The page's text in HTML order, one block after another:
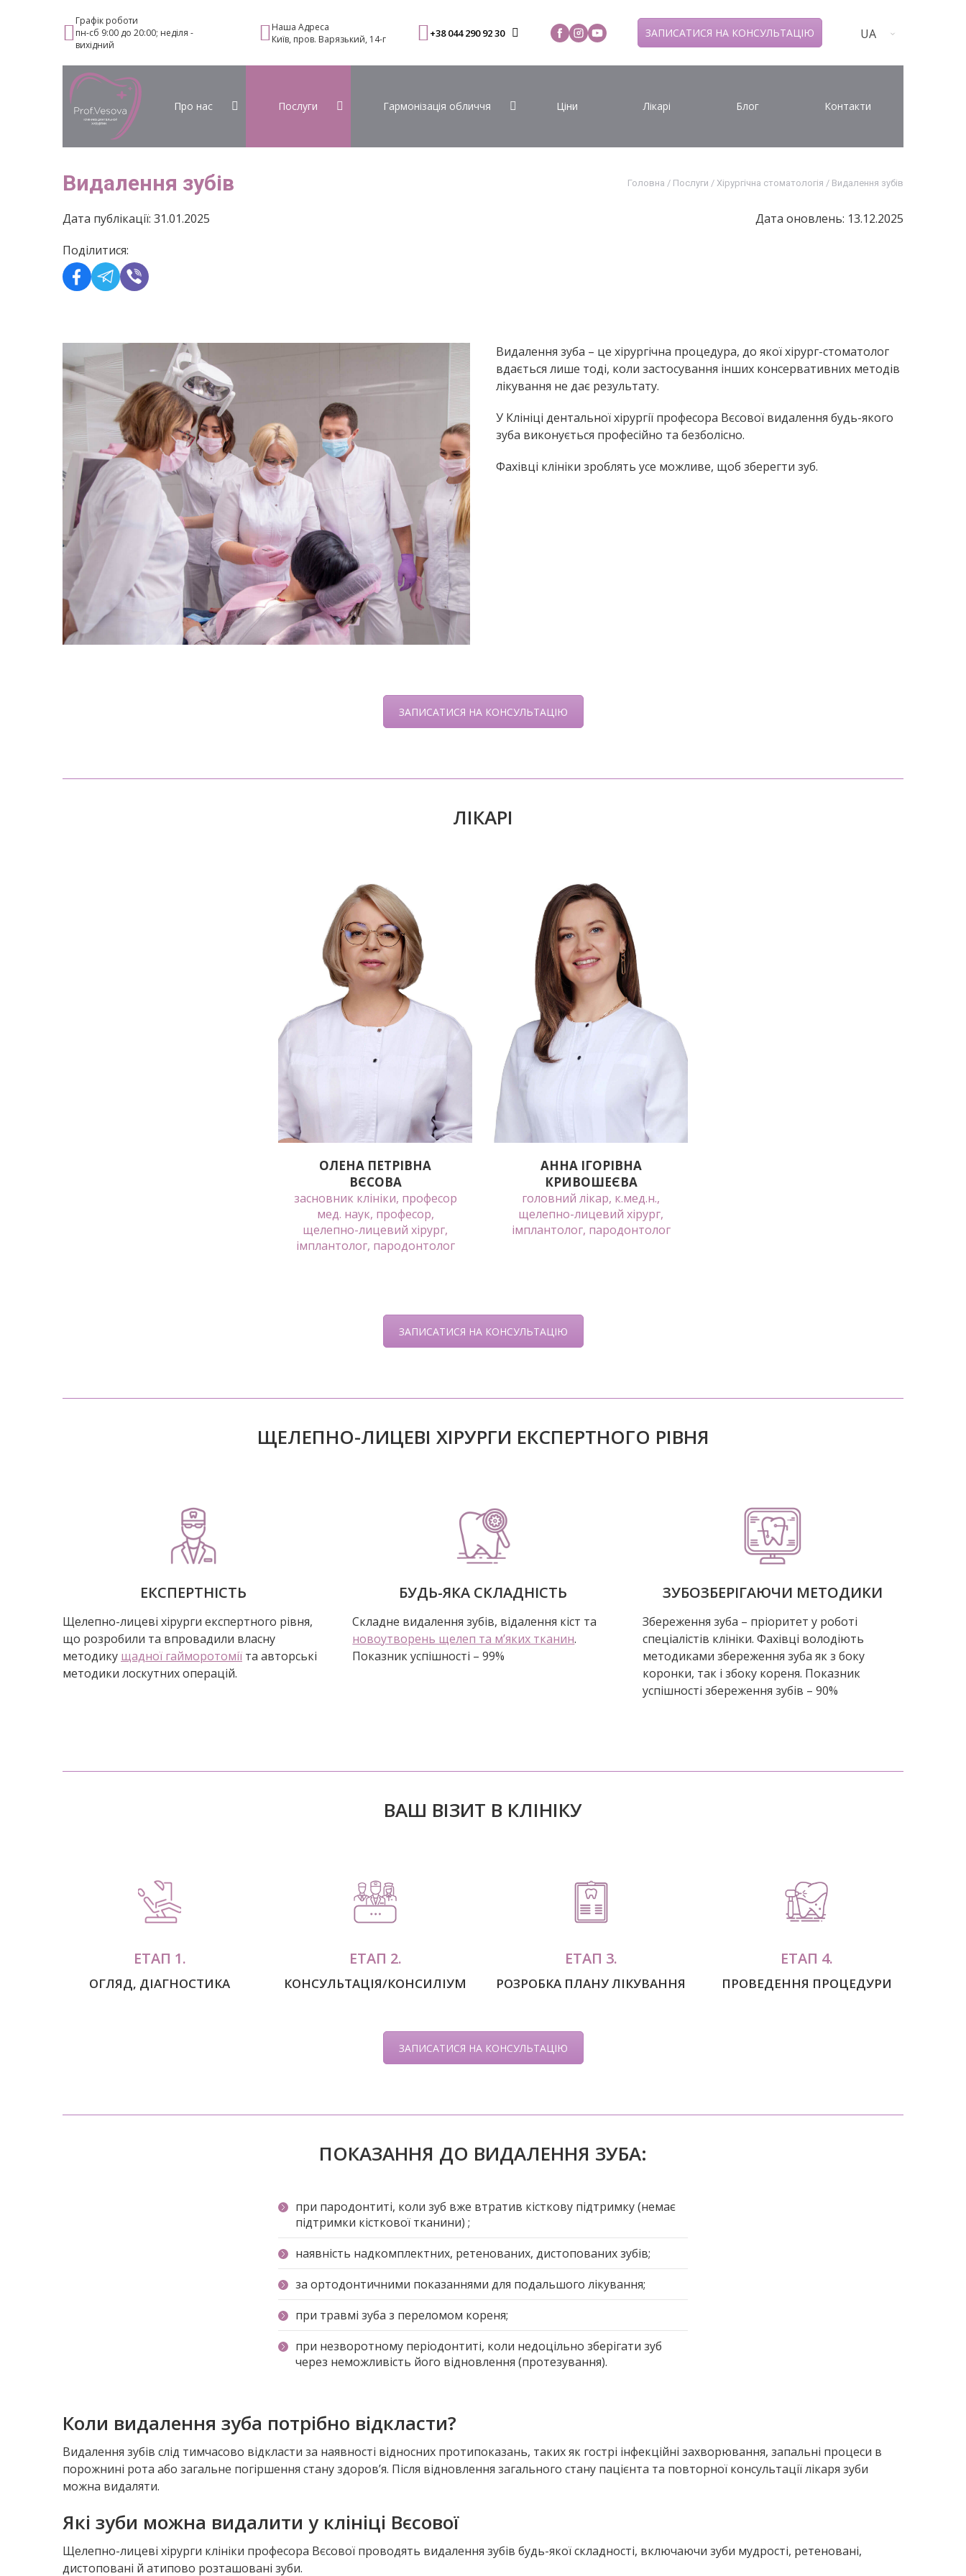
Графік роботи
пн-сб 9:00 до 20:00; неділя -
вихідний
Наша Адреса
Київ, пров. Варязький, 14-г
+38 044 290 92 30 ЗАПИСАТИСЯ НА КОНСУЛЬТАЦІЮ UA
Про нас Послуги Гармонізація обличчя Ціни Лікарі Блог Контакти
Видалення зубів Головна / Послуги / Хірургічна стоматологія / Видалення зубів
Дата публікації: 31.01.2025
Дата оновлень: 13.12.2025
Поділитися:
Видалення зуба – це хірургічна процедура, до якої хірург-стоматолог
вдається лише тоді, коли застосування інших консервативних методів
лікування не дає результату.
У Клініці дентальної хірургії професора Вєсової видалення будь-якого
зуба виконується професійно та безболісно.
Фахівці клініки зроблять усе можливе, щоб зберегти зуб.
ЗАПИСАТИСЯ НА КОНСУЛЬТАЦІЮ
ЛІКАРІ
ОЛЕНА ПЕТРІВНА
ВЄСОВА
засновник клініки, професор
мед. наук, професор,
щелепно-лицевий хірург,
імплантолог, пародонтолог
АННА ІГОРІВНА
КРИВОШЕЄВА
головний лікар, к.мед.н.,
щелепно-лицевий хірург,
імплантолог, пародонтолог
ЗАПИСАТИСЯ НА КОНСУЛЬТАЦІЮ
ЩЕЛЕПНО-ЛИЦЕВІ ХІРУРГИ ЕКСПЕРТНОГО РІВНЯ
ЕКСПЕРТНІСТЬ
Щелепно-лицеві хірурги експертного рівня,
що розробили та впровадили власну
методику щадної гайморотомії та авторські
методики лоскутних операцій.
БУДЬ-ЯКА СКЛАДНІСТЬ
Складне видалення зубів, відалення кіст та
новоутворень щелеп та м’яких тканин.
Показник успішності – 99%
ЗУБОЗБЕРІГАЮЧИ МЕТОДИКИ
Збереження зуба – пріоритет у роботі
спеціалістів клініки. Фахівці володіють
методиками збереження зуба як з боку
коронки, так і збоку кореня. Показник
успішності збереження зубів – 90%
ВАШ ВІЗИТ В КЛІНІКУ
ЕТАП 1.
ОГЛЯД, ДІАГНОСТИКА
ЕТАП 2.
КОНСУЛЬТАЦІЯ/КОНСИЛІУМ
ЕТАП 3.
РОЗРОБКА ПЛАНУ ЛІКУВАННЯ
ЕТАП 4.
ПРОВЕДЕННЯ ПРОЦЕДУРИ
ЗАПИСАТИСЯ НА КОНСУЛЬТАЦІЮ
ПОКАЗАННЯ ДО ВИДАЛЕННЯ ЗУБА:
при пародонтиті, коли зуб вже втратив кісткову підтримку (немає
підтримки кісткової тканини) ;
наявність надкомплектних, ретенованих, дистопованих зубів;
за ортодонтичними показаннями для подальшого лікування;
при травмі зуба з переломом кореня;
при незворотному періодонтиті, коли недоцільно зберігати зуб
через неможливість його відновлення (протезування).
Коли видалення зуба потрібно відкласти?
Видалення зубів слід тимчасово відкласти за наявності відносних протипоказань, таких як гострі інфекційні захворювання, запальні процеси в
порожнині рота або загальне погіршення стану здоров’я. Після відновлення загального стану пацієнта та повторної консультації лікаря зуби
можна видаляти.
Які зуби можна видалити у клініці Вєсової
Щелепно-лицеві хірурги клініки професора Вєсової проводять видалення зубів будь-якої складності, включаючи зуби мудрості, ретеновані,
дистоповані й атипово розташовані зуби.